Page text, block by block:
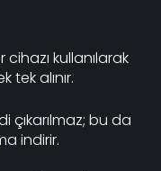
kullanılarak
tek alınır.
çıkarılmaz; bu da
indirir.